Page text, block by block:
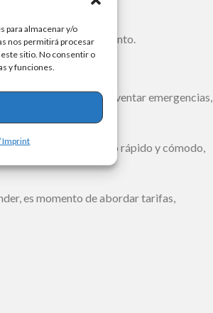
para almacenar y/o
nos permitirá procesar
sitio. No consentir o
y funciones.
Imprint
o fallecimiento.
realizar compras o solventar emergencias,
buscan un préstamo rápido y cómodo,
es momento de abordar tarifas,